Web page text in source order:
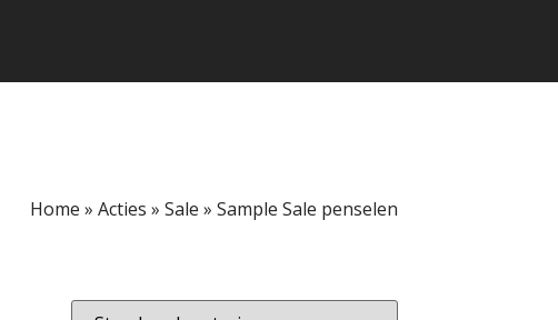
Home » Acties » Sale » Sample Sale penselen